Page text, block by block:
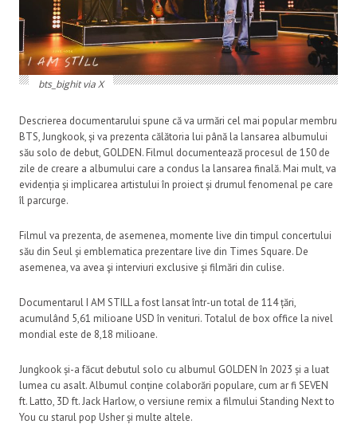
bts_bighit via X
Descrierea documentarului spune că va urmări cel mai popular membru
BTS, Jungkook, și va prezenta călătoria lui până la lansarea albumului
său solo de debut, GOLDEN. Filmul documentează procesul de 150 de
zile de creare a albumului care a condus la lansarea finală. Mai mult, va
evidenția și implicarea artistului în proiect și drumul fenomenal pe care
îl parcurge.
Filmul va prezenta, de asemenea, momente live din timpul concertului
său din Seul și emblematica prezentare live din Times Square. De
asemenea, va avea şi interviuri exclusive și filmări din culise.
Documentarul I AM STILL a fost lansat într-un total de 114 țări,
acumulând 5,61 milioane USD în venituri. Totalul de box office la nivel
mondial este de 8,18 milioane.
Jungkook și-a făcut debutul solo cu albumul GOLDEN în 2023 și a luat
lumea cu asalt. Albumul conține colaborări populare, cum ar fi SEVEN
ft. Latto, 3D ft. Jack Harlow, o versiune remix a filmului Standing Next to
You cu starul pop Usher și multe altele.